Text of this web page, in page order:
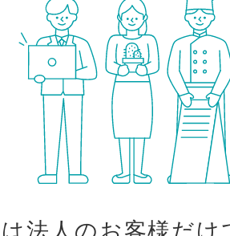
法人のお客様だ